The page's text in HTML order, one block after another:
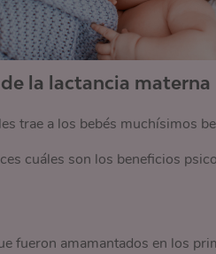
la lactancia materna
trae a los bebés muchísimos
cuáles son los beneficios
fueron amamantados en los